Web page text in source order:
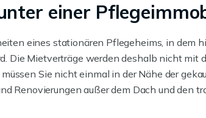
einer
eines stationären Pflegeheims, in dem
Die Mietverträge werden deshalb nicht
Sie nicht einmal in der Nähe der
Renovierungen außer dem Dach und den